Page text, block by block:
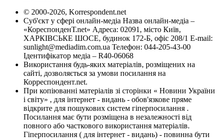
© 2000-2026, Korrespondent.net
Суб'єкт у сфері онлайн-медіа Назва онлайн-медіа –
«КореспонденТ.net» Адреса: 02091, місто Київ,
ХАРКІВСЬКЕ ШОСЕ, будинок 172-Б, офіс 208/1 E-mail:
sunlight@mediadim.com.ua Телефон: 044-205-43-00
Ідентифікатор медіа – R40-06068
Використання будь-яких матеріалів, розміщених на
сайті, дозволяється за умови посилання на
Корреспондент.net.
При копіюванні матеріалів зі сторінки « Новини України
і світу» , для інтернет - видань - обов'язкове пряме
відкрите для пошукових систем гіперпосилання .
Посилання має бути розміщена в незалежності від
повного або часткового використання матеріалів.
Гіперпосилання ( для інтернет - видань) - повинна бути